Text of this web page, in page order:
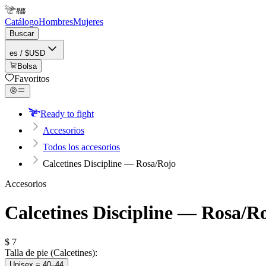
CatálogoHombresMujeres
Buscar
es / $USD
Bolsa
Favoritos
Ready to fight
Accesorios
Todos los accesorios
Calcetines Discipline — Rosa/Rojo
Accesorios
Calcetines Discipline — Rosa/
$ 7
Talla de pie (Calcetines):